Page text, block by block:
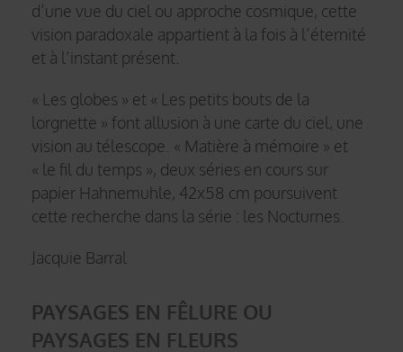
d’une vue du ciel ou approche cosmique, cette
vision paradoxale appartient à la fois à l’éternité
et à l’instant présent.
« Les globes » et « Les petits bouts de la
lorgnette » font allusion à une carte du ciel, une
vision au télescope. « Matière à mémoire » et
« le fil du temps », deux séries en cours sur
papier Hahnemuhle, 42x58 cm poursuivent
cette recherche dans la série : les Nocturnes.
Jacquie Barral
PAYSAGES EN FÊLURE OU
PAYSAGES EN FLEURS